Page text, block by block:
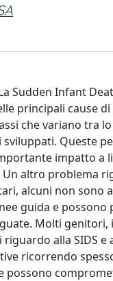
Sudden Infant
principali cause
che variano tra
Queste
impatto a
altro problema
alcuni non sono
guida e possono
Molti genitori,
alla SIDS e
ricorrendo
possono